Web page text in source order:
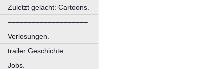
Zuletzt gelacht: Cartoons.
––––––––––––––––––––
Verlosungen.
trailer Geschichte
Jobs.